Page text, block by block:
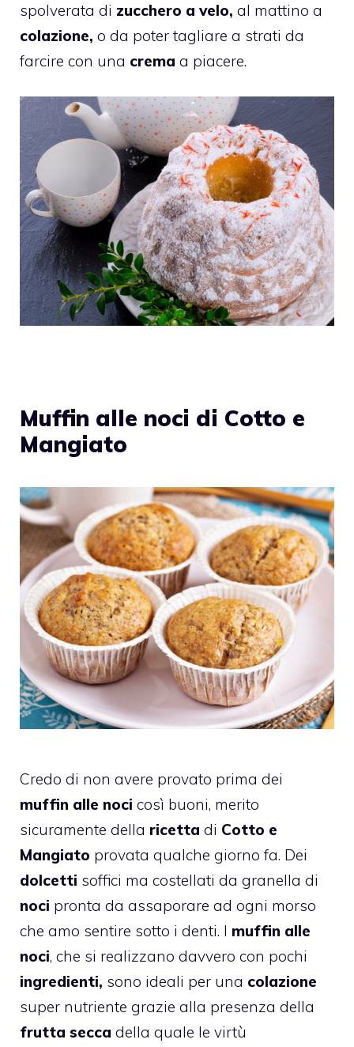
spolverata di zucchero a velo, al mattino a
colazione, o da poter tagliare a strati da
farcire con una crema a piacere.
Muffin alle noci di Cotto e
Mangiato
Credo di non avere provato prima dei
muffin alle noci così buoni, merito
sicuramente della ricetta di Cotto e
Mangiato provata qualche giorno fa. Dei
dolcetti soffici ma costellati da granella di
noci pronta da assaporare ad ogni morso
che amo sentire sotto i denti. I muffin alle
noci, che si realizzano davvero con pochi
ingredienti, sono ideali per una colazione
super nutriente grazie alla presenza della
frutta secca della quale le virtù